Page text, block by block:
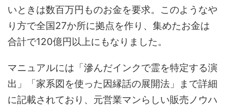
いときは数百万円ものお金を要求。このようなや
り方で全国27か所に拠点を作り、集めたお金は
合計で120億円以上にもなりました。
マニュアルには「滲んだインクで霊を特定する演
出」「家系図を使った因縁話の展開法」まで詳細
に記載されており、元営業マンらしい販売ノウハ